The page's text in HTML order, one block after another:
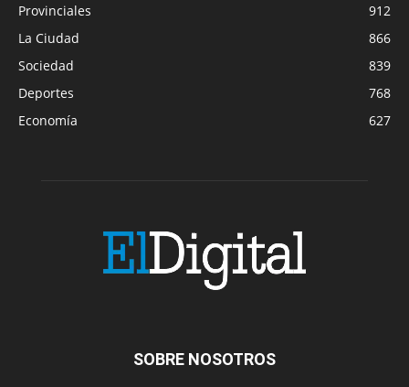
Provinciales
912
La Ciudad
866
Sociedad
839
Deportes
768
Economía
627
SOBRE NOSOTROS